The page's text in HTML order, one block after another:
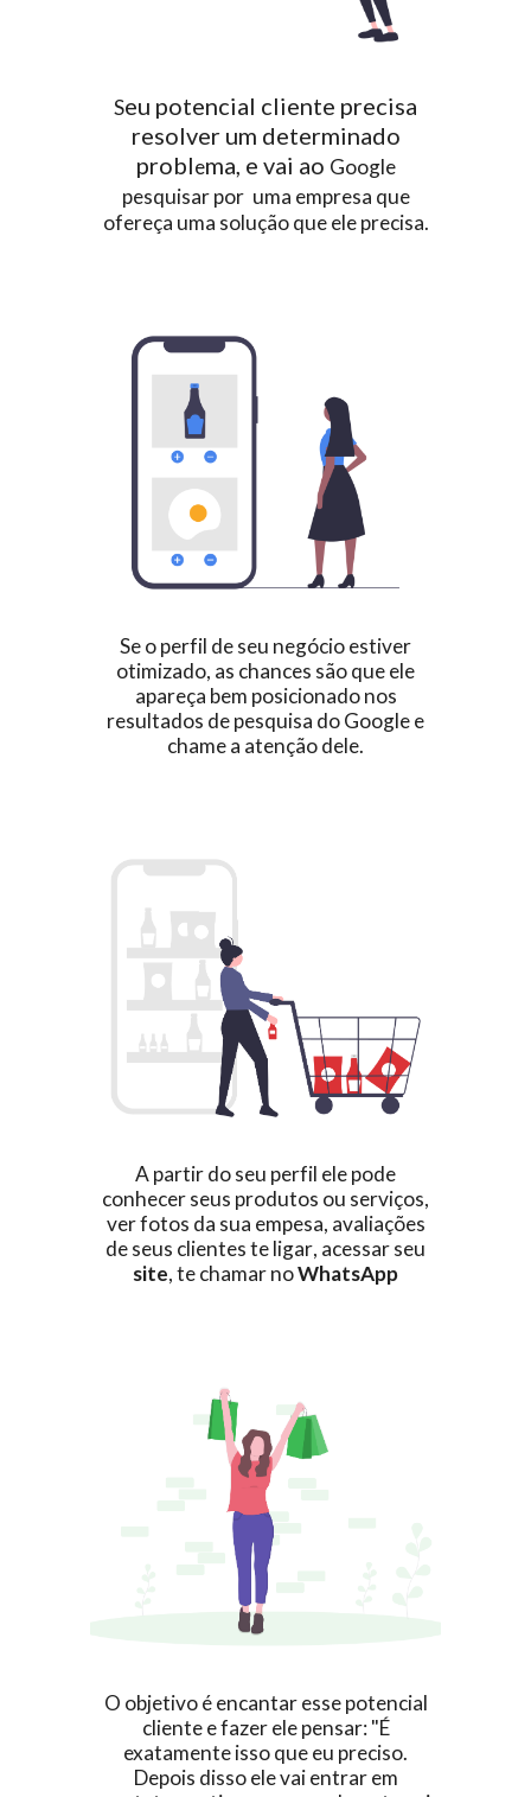
Seu potencial cliente precisa
resolver um determinado
problema, e vai ao Google
pesquisar por uma empresa que
ofereça uma solução que ele precisa.
Se o perfil de seu negócio estiver
otimizado, as chances são que ele
apareça bem posicionado nos
resultados de pesquisa do Google e
chame a atenção dele.
A partir do seu perfil ele pode
conhecer seus produtos ou serviços,
ver fotos da sua empesa, avaliações
de seus clienteste ligar, acessar seu
site, te chamar noWhatsApp
O objetivo é encantar esse potencial
cliente e fazer ele pensar: "É
exatamente isso que eu preciso.
Depois disso ele vai entrar em